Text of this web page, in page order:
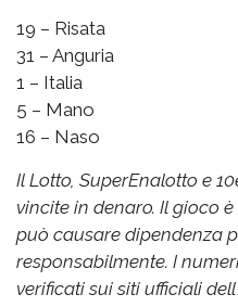
19 – Risata
31 – Anguria
1 – Italia
5 – Mano
16 – Naso
Il Lotto, SuperEnalotto e
vincite in denaro. Il gioco
può causare dipendenza
responsabilmente. I
verificati sui siti ufficiali